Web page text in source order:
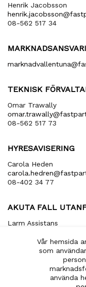
Henrik Jacobsson
08-562 517 34
TEKNISK
Omar Trawally
08-562 517 73
HYRESAVISERING
Carola Heden
08-402 34 77
AKUTA FALL
Larm Assistans
070-849 20 00
Vår hemsida
som
använda